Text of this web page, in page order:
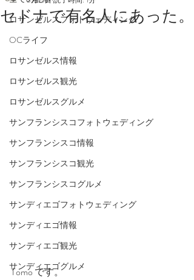
ロサンゼルスフォトウェディング
OCライフ
ロサンゼルス情報
ロサンゼルス観光
ロサンゼルスグルメ
サンフランシスコフォトウェディング
サンフランシスコ情報
サンフランシスコ観光
サンフランシスコグルメ
サンディエゴフォトウェディング
サンディエゴ情報
サンディエゴ観光
サンディエゴグルメ
セドナで有名人にあった。
Tomo です。